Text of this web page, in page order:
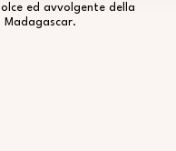
ed avvolgente della
Madagascar.